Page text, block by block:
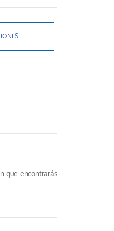
que encontrarás